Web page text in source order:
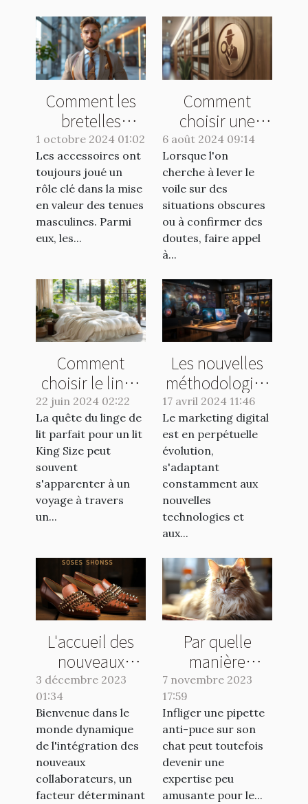
Comment les
bretelles
peuvent
transformer une
tenue
masculine
1 octobre 2024 01:02
Les accessoires ont
toujours joué un
rôle clé dans la mise
en valeur des tenues
masculines. Parmi
eux, les...
Comment
choisir une
agence de
détective pour
vos enquêtes
discrètes
6 août 2024 09:14
Lorsque l'on
cherche à lever le
voile sur des
situations obscures
ou à confirmer des
doutes, faire appel
à...
Comment
choisir le linge
de lit idéal pour
un lit King Size
22 juin 2024 02:22
La quête du linge de
lit parfait pour un lit
King Size peut
souvent
s'apparenter à un
voyage à travers
un...
Les nouvelles
méthodologies
en marketing
digital pour
2023
17 avril 2024 11:46
Le marketing digital
est en perpétuelle
évolution,
s'adaptant
constamment aux
nouvelles
technologies et
aux...
L'accueil des
nouveaux
collaborateurs :
clé de la
réussite
3 décembre 2023
01:34
Bienvenue dans le
monde dynamique
de l'intégration des
nouveaux
collaborateurs, un
facteur déterminant
Par quelle
manière
appliquer une
pipette anti-
puce à son
chat ?
7 novembre 2023
17:59
Infliger une pipette
anti-puce sur son
chat peut toutefois
devenir une
expertise peu
amusante pour le...